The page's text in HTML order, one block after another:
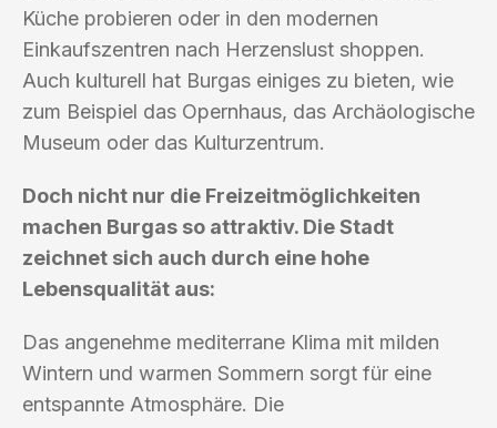
Küche probieren oder in den modernen
Einkaufszentren nach Herzenslust shoppen.
Auch kulturell hat Burgas einiges zu bieten, wie
zum Beispiel das Opernhaus, das Archäologische
Museum oder das Kulturzentrum.
Doch nicht nur die Freizeitmöglichkeiten
machen Burgas so attraktiv. Die Stadt
zeichnet sich auch durch eine hohe
Lebensqualität aus:
Das angenehme mediterrane Klima mit milden
Wintern und warmen Sommern sorgt für eine
entspannte Atmosphäre. Die